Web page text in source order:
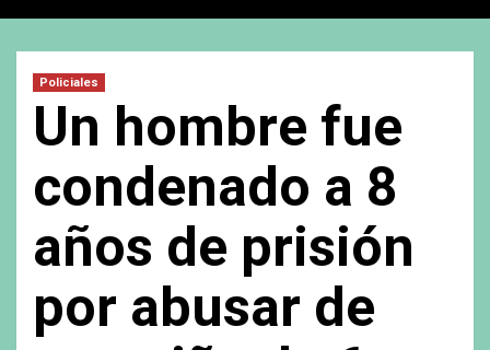
Policiales
Un hombre fue
condenado a 8
años de prisión
por abusar de